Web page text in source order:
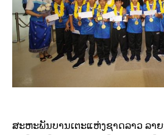
ສະຫະພັນບານເຕະແຫ່ງຊາດລາວ ລາ